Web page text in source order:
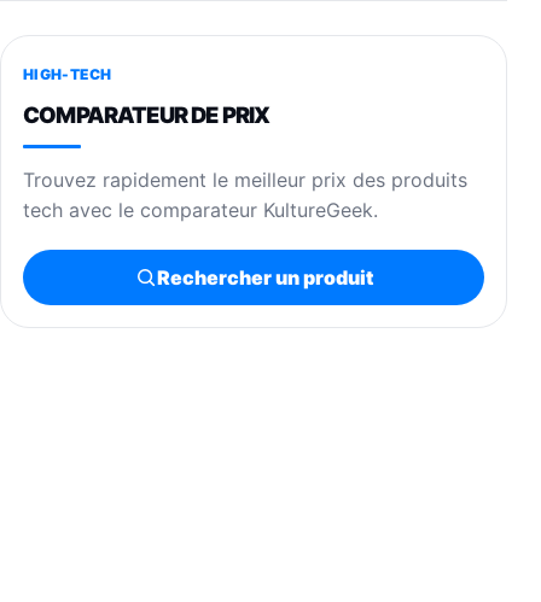
HIGH-TECH
COMPARATEUR DE PRIX
Trouvez rapidement le meilleur prix des produits
tech avec le comparateur KultureGeek.
Rechercher un produit